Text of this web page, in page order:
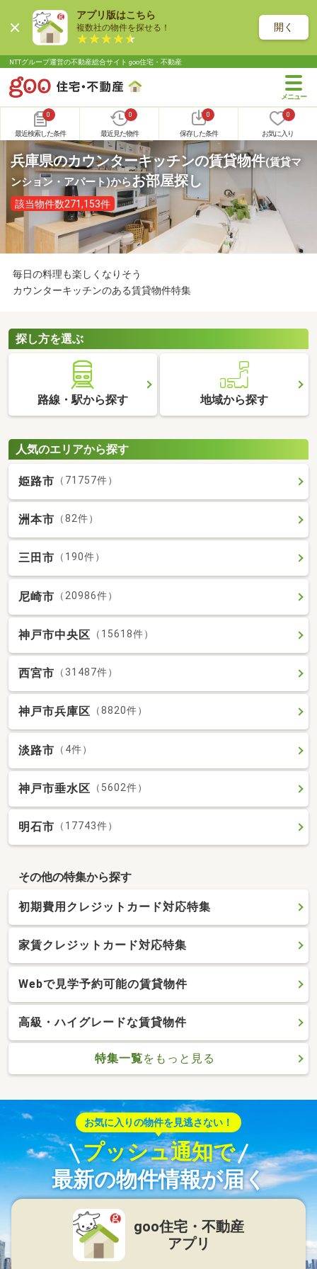
アプリ版はこちら
複数社の物件を探せる！ 開く
NTTグループ運営の不動産総合サイト goo住宅・不動産
0
最近検索した条件
0
最近見た物件
0
保存した条件
0
お気に入り
兵庫県のカウンターキッチンの賃貸物件(賃貸マ
ンション・アパート)からお部屋探し
該当物件数271,153件
毎日の料理も楽しくなりそう
カウンターキッチンのある賃貸物件特集
探し方を選ぶ
路線・駅から探す 地域から探す
人気のエリアから探す
姫路市 （71757件）
洲本市 （82件）
三田市 （190件）
尼崎市 （20986件）
神戸市中央区 （15618件）
西宮市 （31487件）
神戸市兵庫区 （8820件）
淡路市 （4件）
神戸市垂水区 （5602件）
明石市 （17743件）
その他の特集から探す
初期費用クレジットカード対応特集
家賃クレジットカード対応特集
Webで見学予約可能の賃貸物件
高級・ハイグレードな賃貸物件
特集一覧をもっと見る
お気に入りの物件を見逃さない！
プッシュ通知で
最新の物件情報が届く
goo住宅・不動産
アプリ